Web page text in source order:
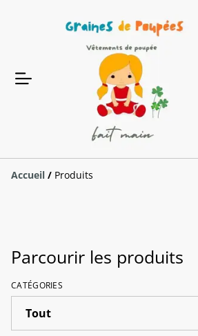
Accueil / Produits
Parcourir les produits
CATÉGORIES